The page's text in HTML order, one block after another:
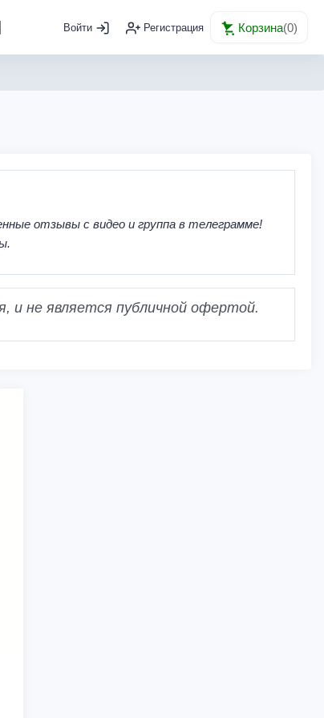
Войти Регистрация Корзина(0)
отзывы с видео и группа в телеграмме!
и не является публичной офертой.